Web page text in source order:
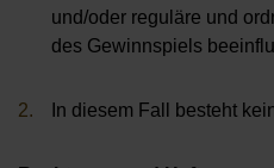
und/oder reguläre und
des Gewinnspiels
In diesem Fall besteht